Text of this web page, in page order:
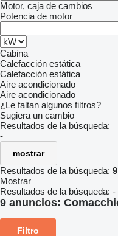
Motor, caja de cambios
Potencia de motor
Cabina
Calefacción estática
Calefacción estática
Aire acondicionado
Aire acondicionado
¿Le faltan algunos filtros?
Sugiera un cambio
Resultados de la búsqueda:
-
mostrar
Resultados de la búsqueda:
Mostrar
Resultados de la búsqueda: -
9 anuncios:
Filtro